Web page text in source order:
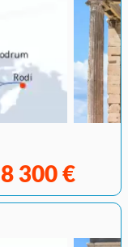
8 300 €